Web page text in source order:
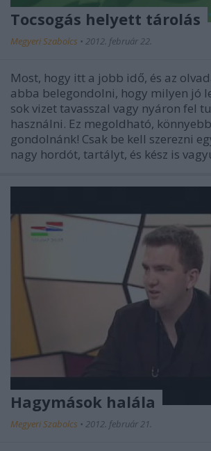
Tocsogás helyett tárolás
Megyeri Szabolcs • 2012. február 22.
Most, hogy itt a jobb idő, és az
abba belegondolni, hogy milyen jó
sok vizet tavasszal vagy nyáron fel
használni. Ez megoldható,
gondolnánk! Csak be kell szerezni
nagy hordót, tartályt, és kész is
Hagymások halála
Megyeri Szabolcs • 2012. február 21.